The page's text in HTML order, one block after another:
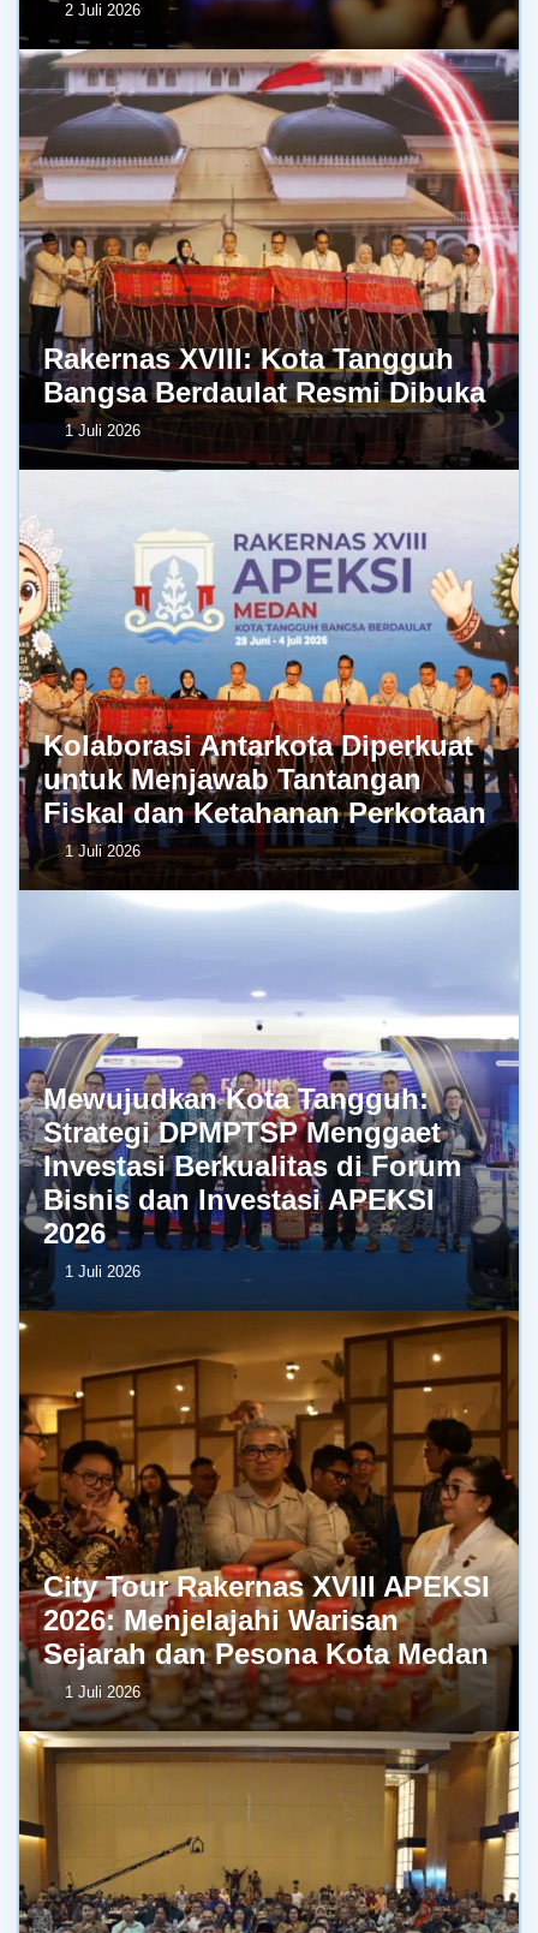
2 Juli 2026
Rakernas XVIII: Kota Tangguh
Bangsa Berdaulat Resmi Dibuka
1 Juli 2026
Kolaborasi Antarkota Diperkuat
untuk Menjawab Tantangan
Fiskal dan Ketahanan Perkotaan
1 Juli 2026
Mewujudkan Kota Tangguh:
Strategi DPMPTSP Menggaet
Investasi Berkualitas di Forum
Bisnis dan Investasi APEKSI
2026
1 Juli 2026
City Tour Rakernas XVIII APEKSI
2026: Menjelajahi Warisan
Sejarah dan Pesona Kota Medan
1 Juli 2026